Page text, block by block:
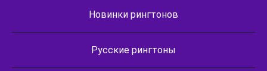
Новинки рингтонов
Русские рингтоны